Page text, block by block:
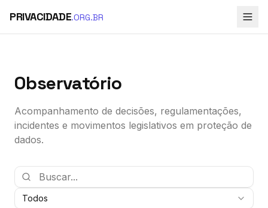
PRIVACIDADE.ORG.BR
Observatório
Acompanhamento de decisões, regulamentações,
incidentes e movimentos legislativos em proteção de
dados.
Todos